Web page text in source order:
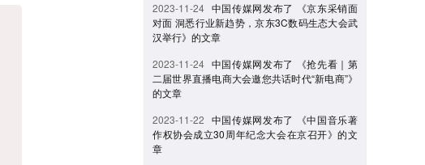
2023-11-24 中国传媒网发布了 《京东采销面
对面 洞悉行业新趋势，京东3C数码生态大会武
汉举行》的文章
2023-11-24 中国传媒网发布了 《抢先看｜第
二届世界直播电商大会邀您共话时代“新电商”》
的文章
2023-11-22 中国传媒网发布了 《中国音乐著
作权协会成立30周年纪念大会在京召开》的文
章